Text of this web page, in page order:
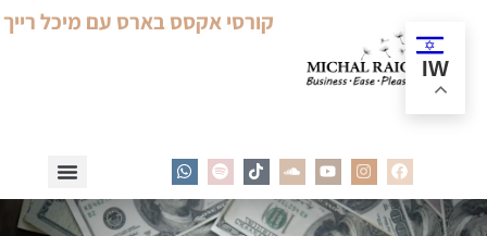
קורסי אקסס בארס עם מיכל רייך
IW